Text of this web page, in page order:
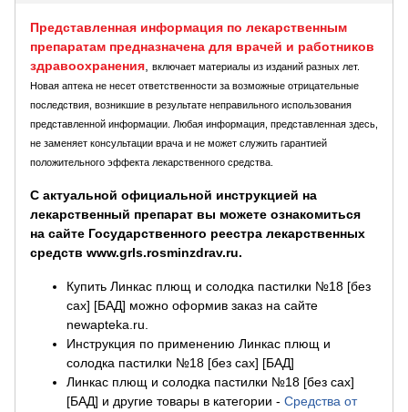
Представленная информация по лекарственным
препаратам предназначена для врачей и работников
здравоохранения
включает материалы из изданий разных лет.
Новая аптека не несет ответственности за возможные отрицательные
последствия, возникшие в результате неправильного использования
представленной информации. Любая информация, представленная здесь,
не заменяет консультации врача и не может служить гарантией
положительного эффекта лекарственного средства.
С актуальной официальной инструкцией на
лекарственный препарат вы можете ознакомиться
на сайте Государственного реестра лекарственных
средств www.grls.rosminzdrav.ru.
Купить Линкас плющ и солодка пастилки №18 [без
сах] [БАД] можно оформив заказ на сайте
newapteka.ru.
Инструкция по применению Линкас плющ и
солодка пастилки №18 [без сах] [БАД]
Линкас плющ и солодка пастилки №18 [без сах]
[БАД] и другие товары в категории - Средства от